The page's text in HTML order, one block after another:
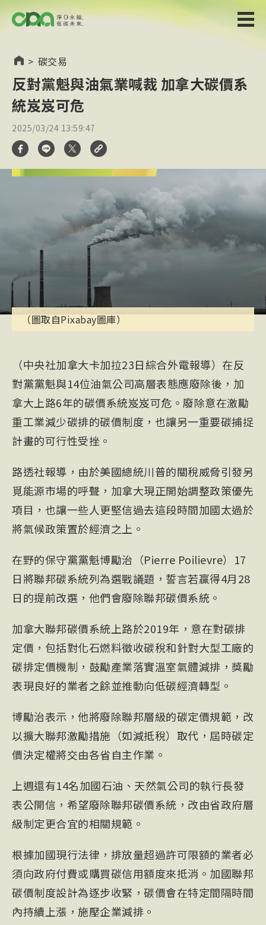
> 碳交易
反對黨魁與油氣業喊裁 加拿大碳價系
統岌岌可危
2025/03/24 13:59:47
（圖取自Pixabay圖庫）
（中央社加拿大卡加拉23日綜合外電報導）在反
對黨黨魁與14位油氣公司高層表態應廢除後，加
拿大上路6年的碳價系統岌岌可危。廢除意在激勵
重工業減少碳排的碳價制度，也讓另一重要碳捕捉
計畫的可行性受挫。
路透社報導，由於美國總統川普的關稅威脅引發另
覓能源市場的呼聲，加拿大現正開始調整政策優先
項目，也讓一些人更堅信過去這段時間加國太過於
將氣候政策置於經濟之上。
在野的保守黨黨魁博勵治（Pierre Poilievre）17
日將聯邦碳系統列為選戰議題，誓言若贏得4月28
日的提前改選，他們會廢除聯邦碳價系統。
加拿大聯邦碳價系統上路於2019年，意在對碳排
定價，包括對化石燃料徵收碳稅和針對大型工廠的
碳排定價機制，鼓勵產業落實溫室氣體減排，獎勵
表現良好的業者之餘並推動向低碳經濟轉型。
博勵治表示，他將廢除聯邦層級的碳定價規範，改
以擴大聯邦激勵措施（如減抵稅）取代，屆時碳定
價決定權將交由各省自主作業。
上週還有14名加國石油、天然氣公司的執行長發
表公開信，希望廢除聯邦碳價系統，改由省政府層
級制定更合宜的相關規範。
根據加國現行法律，排放量超過許可限額的業者必
須向政府付費或購買碳信用額度來抵消。加國聯邦
碳價制度設計為逐步收緊，碳價會在特定間隔時間
內持續上漲，施壓企業減排。